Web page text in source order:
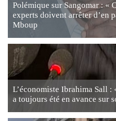
Polémique sur Sangomar : «
experts doivent arrêter d’en
Mboup
L’économiste Ibrahima Sall :
a toujours été en avance sur